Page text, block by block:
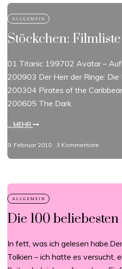
Stöckchen: Filmliste
01 Titanic 199702 Avatar –
200903 Der Herr der Ringe: Die
200304 Pirates of the
200605 The Dark
... MEHR
9. Februar 2010 3 Kommentare
Die 100
In fett, was ich gelesen
Tolkien – ich hatte es versucht,